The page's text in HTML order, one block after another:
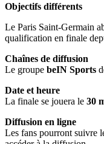
Objectifs différents
Le Paris Saint-Germain
qualification en finale
Chaînes de diffusion
Le groupe beIN Sports
Date et heure
La finale se jouera le 30
Diffusion en ligne
Les fans pourront suivre